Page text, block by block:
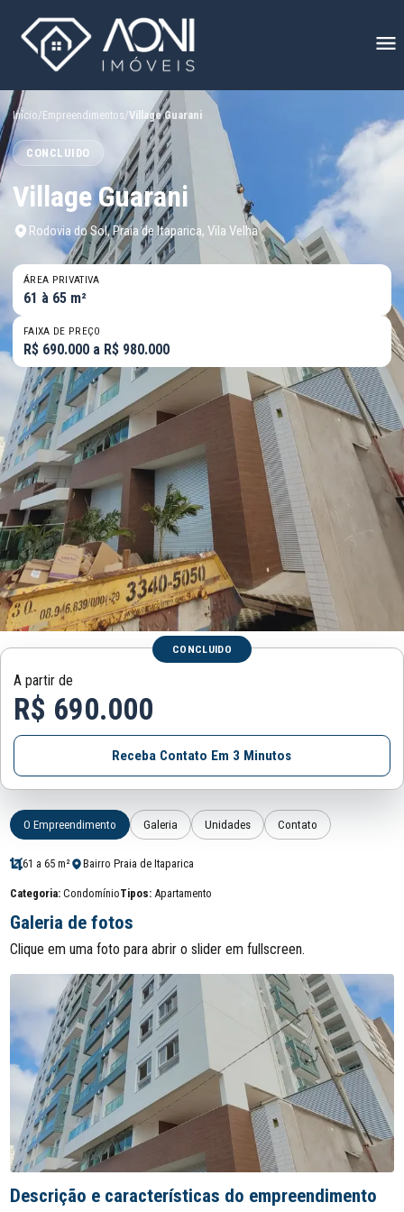
Início/Empreendimentos/Village Guarani
CONCLUIDO
Village Guarani
Rodovia do Sol, Praia de Itaparica, Vila Velha
ÁREA PRIVATIVA
61 à 65 m²
FAIXA DE PREÇO
R$ 690.000 a R$ 980.000
CONCLUIDO
A partir de
R$ 690.000
Receba Contato Em 3 Minutos
O Empreendimento Galeria Unidades Contato
61 a 65 m² Bairro Praia de Itaparica
Categoria: CondomínioTipos: Apartamento
Galeria de fotos
Clique em uma foto para abrir o slider em fullscreen.
Descrição e características do empreendimento